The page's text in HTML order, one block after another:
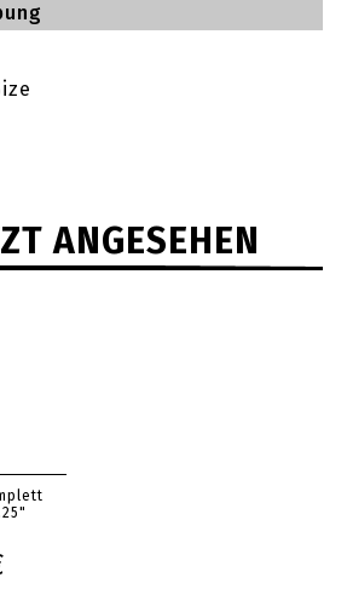
ANGESEHEN